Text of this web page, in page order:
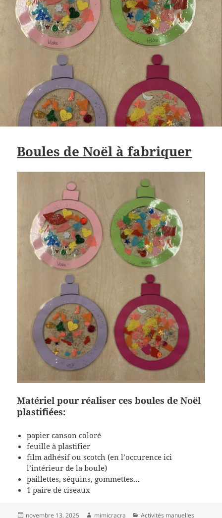
Boules de Noël à fabriquer
Matériel pour réaliser ces boules de Noël
plastifiées:
papier canson coloré
feuille à plastifier
film adhésif ou scotch (en l’occurence ici
l’intérieur de la boule)
paillettes, séquins, gommettes…
1 paire de ciseaux
Publié
novembre 13, 2025 Auteur
mimicracra Catégories
Activités manuelles